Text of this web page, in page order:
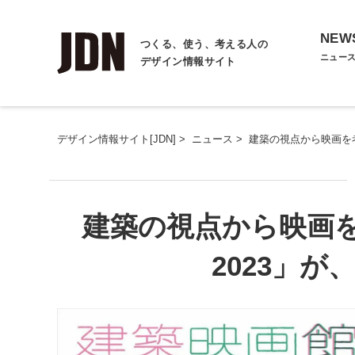
つくる、使う、考える人の
デザイン情報サイト
ニュー
デザイン情報サイト[JDN] > ニュース > 建築の視点から映画
建築の視点から映画
2023」が